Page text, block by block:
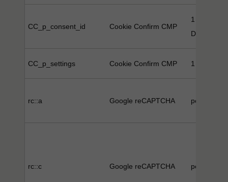
CC_p_consent_id Cookie Confirm CMP
1
Day(s)
CC_p_settings Cookie Confirm CMP 1 Month(s)
rc::a Google reCAPTCHA persistent
rc::c Google reCAPTCHA persistent